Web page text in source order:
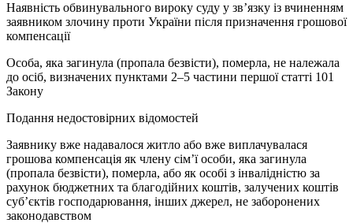
Наявність обвинувального вироку суду у зв’язку із вчиненням
заявником злочину проти України після призначення грошової
компенсації
Особа, яка загинула (пропала безвісти), померла, не належала
до осіб, визначених пунктами 2‒5 частини першої статті 101
Закону
Подання недостовірних відомостей
Заявнику вже надавалося житло або вже виплачувалася
грошова компенсація як члену сім’ї особи, яка загинула
(пропала безвісти), померла, або як особі з інвалідністю за
рахунок бюджетних та благодійних коштів, залучених коштів
суб’єктів господарювання, інших джерел, не заборонених
законодавством